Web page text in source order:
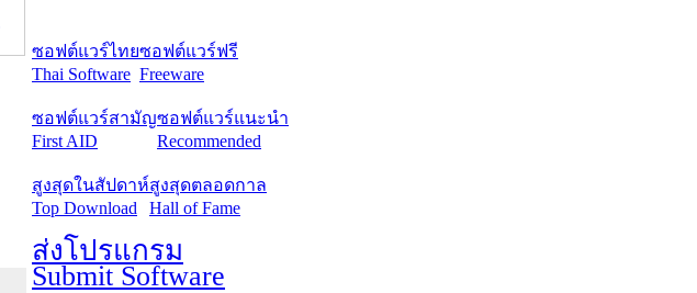
ซอฟต์แวร์ไทย
Thai Software
ซอฟต์แวร์ฟรี
Freeware
ซอฟต์แวร์สามัญ
First AID
ซอฟต์แวร์แนะนำ
Recommended
สูงสุดในสัปดาห์
Top Download
สูงสุดตลอดกาล
Hall of Fame
ส่งโปรแกรม
Submit Software